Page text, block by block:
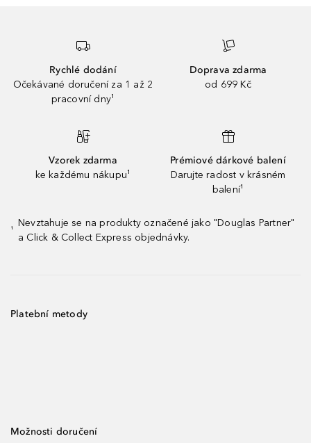
Rychlé dodání
Očekávané doručení za 1 až 2
pracovní dny¹
Doprava zdarma
od 699 Kč
Vzorek zdarma
ke každému nákupu¹
Prémiové dárkové balení
Darujte radost v krásném
balení¹
¹
Nevztahuje se na produkty označené jako "Douglas Partner"
a Click & Collect Express objednávky.
Platební metody
Možnosti doručení